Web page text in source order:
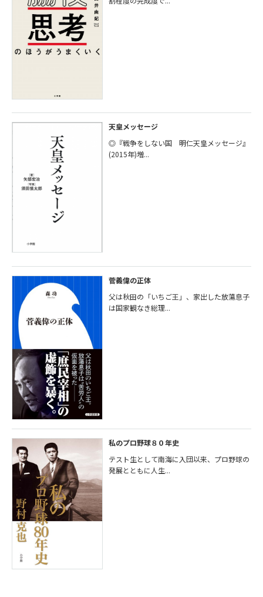
天皇メッセージ
◎『戦争をしない国 明仁天皇メッセージ』
(2015年)増...
菅義偉の正体
父は秋田の「いちご王」、家出した放蕩息子
は国家観なき総理...
私のプロ野球８０年史
テスト生として南海に入団以来、プロ野球の
発展とともに人生...